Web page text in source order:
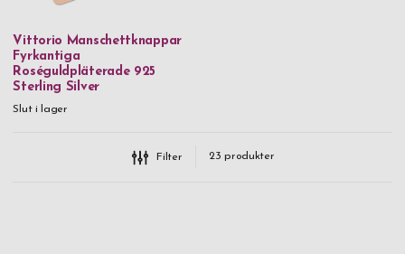
Vittorio Manschettknappar
Fyrkantiga
Roséguldpläterade 925
Sterling Silver
Slut i lager
Filter 23 produkter